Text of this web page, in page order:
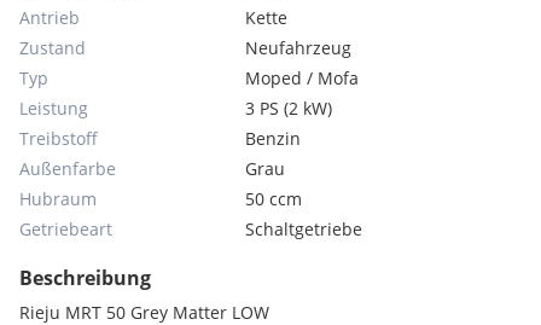
Antrieb
Kette
Zustand
Neufahrzeug
Typ
Moped / Mofa
Leistung
3 PS (2 kW)
Treibstoff
Benzin
Außenfarbe
Grau
Hubraum
50 ccm
Getriebeart
Schaltgetriebe
Beschreibung
Rieju MRT 50 Grey Matter LOW